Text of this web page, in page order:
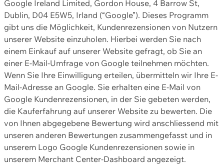
Google Ireland Limited, Gordon House, 4 Barrow St,
Dublin, D04 E5W5, Irland (“Google”). Dieses Programm
gibt uns die Möglichkeit, Kundenrezensionen von Nutzern
unserer Website einzuholen. Hierbei werden Sie nach
einem Einkauf auf unserer Website gefragt, ob Sie an
einer E-Mail-Umfrage von Google teilnehmen möchten.
Wenn Sie Ihre Einwilligung erteilen, übermitteln wir Ihre E-
Mail-Adresse an Google. Sie erhalten eine E-Mail von
Google Kundenrezensionen, in der Sie gebeten werden,
die Kauferfahrung auf unserer Website zu bewerten. Die
von Ihnen abgegebene Bewertung wird anschliessend mit
unseren anderen Bewertungen zusammengefasst und in
unserem Logo Google Kundenrezensionen sowie in
unserem Merchant Center-Dashboard angezeigt.